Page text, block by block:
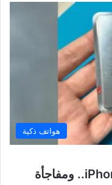
هواتف ذكية
تسريب صور بطارية iPhone 17 Air.. ومفاجأة